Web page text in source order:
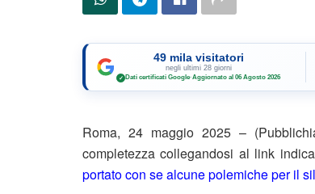
49 mila visitatori
negli ultimi 28 giorni
✓ Dati certificati Google·Aggiornato al 06 Agosto 2026
Roma, 24 maggio 2025 –
completezza collegandosi al link
portato con se alcune polemiche per il